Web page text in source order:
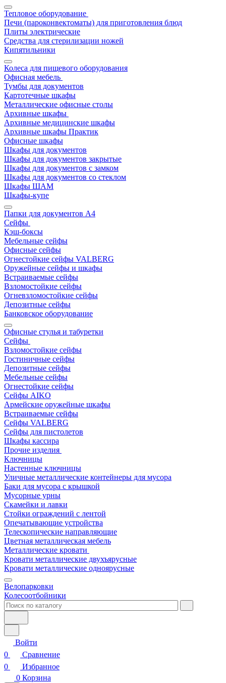
Тепловое оборудование
Печи (пароконвектоматы) для приготовления блюд
Плиты электрические
Средства для стерилизации ножей
Кипятильники
Колеса для пищевого оборудования
Офисная мебель
Тумбы для документов
Картотечные шкафы
Металлические офисные столы
Архивные шкафы
Архивные медицинские шкафы
Архивные шкафы Практик
Офисные шкафы
Шкафы для документов
Шкафы для документов закрытые
Шкафы для документов с замком
Шкафы для документов со стеклом
Шкафы ШАМ
Шкафы-купе
Папки для документов A4
Сейфы
Кэш-боксы
Мебельные сейфы
Офисные сейфы
Огнестойкие сейфы VALBERG
Оружейные сейфы и шкафы
Встраиваемые сейфы
Взломостойкие сейфы
Огневзломостойкие сейфы
Депозитные сейфы
Банковское оборудование
Офисные стулья и табуретки
Сейфы
Взломостойкие сейфы
Гостиничные сейфы
Депозитные сейфы
Мебельные сейфы
Огнестойкие сейфы
Сейфы AIKO
Армейские оружейные шкафы
Встраиваемые сейфы
Сейфы VALBERG
Сейфы для пистолетов
Шкафы кассира
Прочие изделия
Ключницы
Настенные ключницы
Уличные металлические контейнеры для мусора
Баки для мусора с крышкой
Мусорные урны
Скамейки и лавки
Стойки ограждений с лентой
Опечатывающие устройства
Телескопические направляющие
Цветная металлическая мебель
Металлические кровати
Кровати металлические двухъярусные
Кровати металлические одноярусные
Велопарковки
Колесоотбойники
Войти
0
Сравнение
0
Избранное
0 Корзина